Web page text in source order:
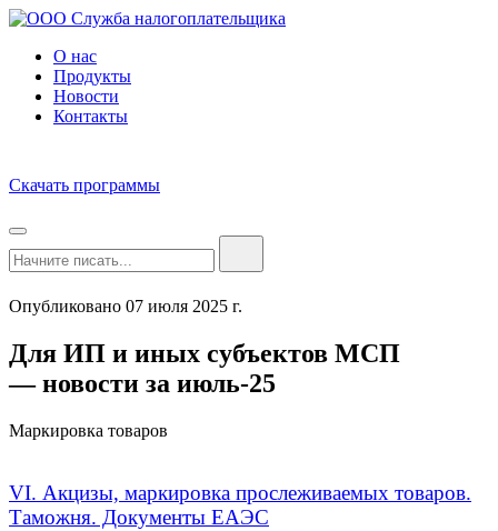
О нас
Продукты
Новости
Контакты
Скачать программы
Опубликовано 07 июля 2025 г.
Для ИП и иных субъектов МСП
— новости за июль-25
Маркировка товаров
VI. Акцизы, маркировка прослеживаемых товаров.
Таможня. Документы ЕАЭС